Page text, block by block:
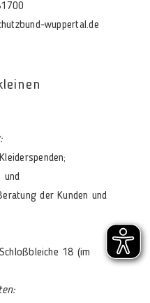
wuppertal.de
und
der Kunden und
18 (im